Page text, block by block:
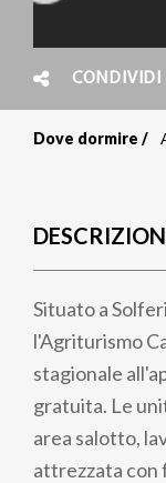
CONDIVIDI
pane
Dove dormire
Situato a
l'Agriturismo
stagionale
gratuita. Le
area salotto,
attrezzata con